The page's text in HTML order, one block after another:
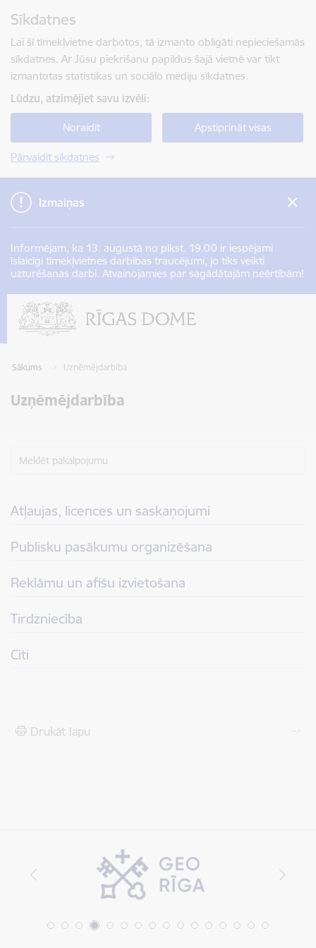
Sīkdatnes
Lai šī tīmekļvietne darbotos, tā izmanto obligāti nepieciešamās
sīkdatnes. Ar Jūsu piekrišanu papildus šajā vietnē var tikt
izmantotas statistikas un sociālo mediju sīkdatnes.
Lūdzu, atzīmējiet savu izvēli:
Noraidīt Apstiprināt visas
Pārvaldīt sīkdatnes
Izmaiņas
Informējam, ka 13. augustā no plkst. 19.00 ir iespējami
īslaicīgi tīmekļvietnes darbības traucējumi, jo tiks veikti
uzturēšanas darbi. Atvainojamies par sagādātajām neērtībām!
Sākums Uzņēmējdarbība
Uzņēmējdarbība
Meklēt pakalpojumu
Atļaujas, licences un saskaņojumi
Publisku pasākumu organizēšana
Reklāmu un afišu izvietošana
Tirdzniecība
Citi
Drukāt lapu